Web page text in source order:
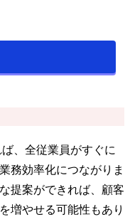
、全従業員がすぐに
務効率化につながりま
提案ができれば、顧客
増やせる可能性もあり